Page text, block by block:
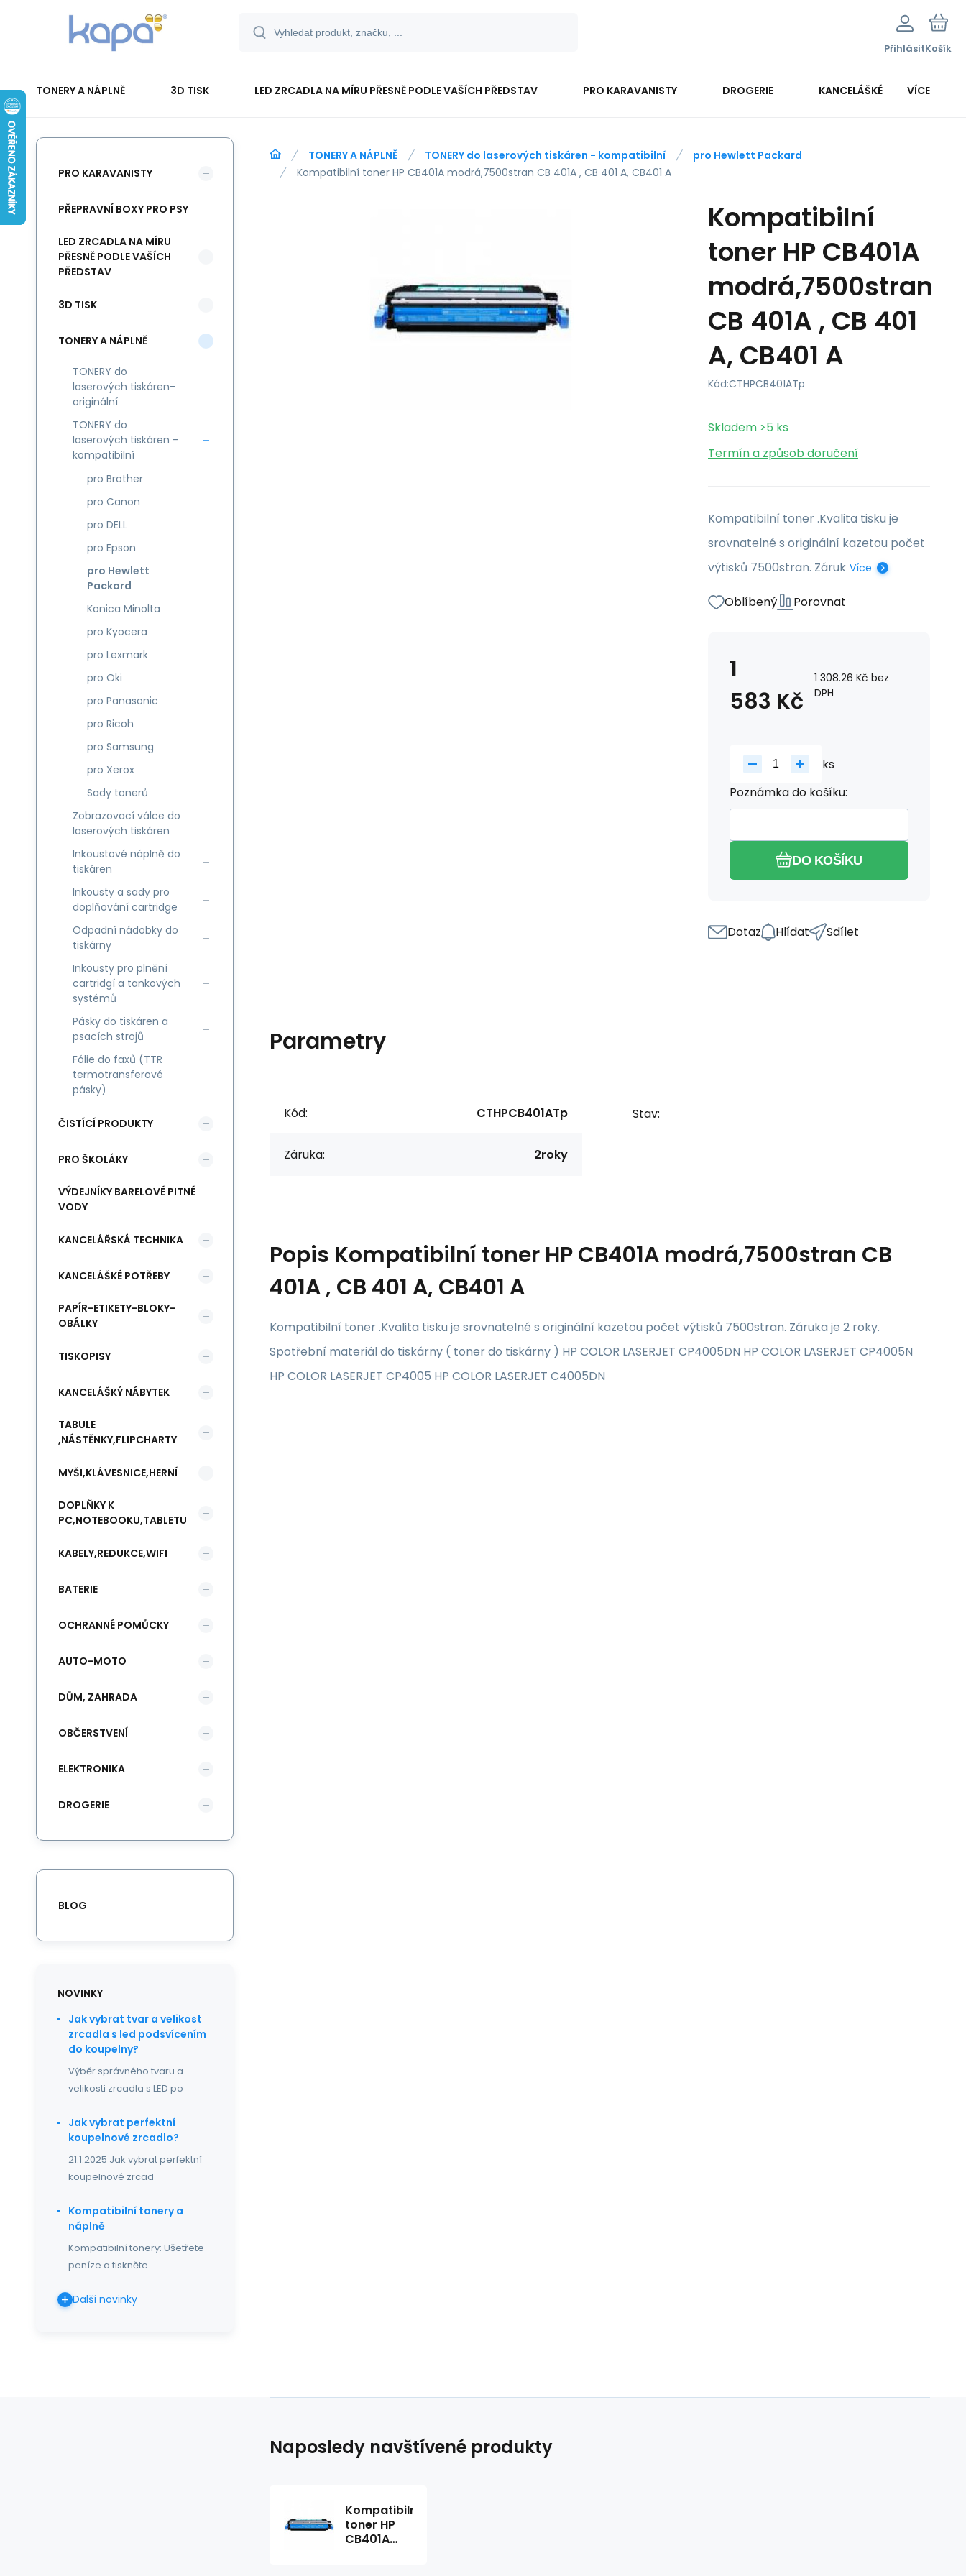
PřihlásitKošík
TONERY A NÁPLNĚ 3D TISK LED ZRCADLA NA MÍRU PŘESNĚ PODLE VAŠÍCH PŘEDSTAV PRO KARAVANISTY DROGERIE KANCELÁŠKÉ POTŘEBY
PAPÍR-ETIKETY-BLOKY-OBÁLKY
VÍCE
TONERY A NÁPLNĚ TONERY do laserových tiskáren - kompatibilní
pro Hewlett Packard
Kompatibilní toner HP CB401A modrá,7500stran CB 401A , CB 401 A, CB401 A
Kompatibilní
toner HP CB401A
modrá,7500stran
CB 401A , CB 401
A, CB401 A
Kód:CTHPCB401ATp
Skladem >5 ks
Termín a způsob doručení
Kompatibilní toner .Kvalita tisku je
srovnatelné s originální kazetou počet
výtisků 7500stran. Záruk Více
Oblíbený Porovnat
1
583 Kč
1 308.26 Kč bez
DPH
ks
Poznámka do košíku:
DO KOŠÍKU
Dotaz Hlídat Sdílet
Parametry
Kód: CTHPCB401ATp
Záruka: 2roky
Stav:
Popis Kompatibilní toner HP CB401A modrá,7500stran CB
401A , CB 401 A, CB401 A
Kompatibilní toner .Kvalita tisku je srovnatelné s originální kazetou počet výtisků 7500stran. Záruka je 2 roky.
Spotřební materiál do tiskárny ( toner do tiskárny ) HP COLOR LASERJET CP4005DN HP COLOR LASERJET CP4005N
HP COLOR LASERJET CP4005 HP COLOR LASERJET C4005DN
PRO KARAVANISTY
PŘEPRAVNÍ BOXY PRO PSY
LED ZRCADLA NA MÍRU
PŘESNĚ PODLE VAŠÍCH
PŘEDSTAV
3D TISK
TONERY A NÁPLNĚ
TONERY do
laserových tiskáren-
originální
TONERY do
laserových tiskáren -
kompatibilní
pro Brother
pro Canon
pro DELL
pro Epson
pro Hewlett
Packard
Konica Minolta
pro Kyocera
pro Lexmark
pro Oki
pro Panasonic
pro Ricoh
pro Samsung
pro Xerox
Sady tonerů
Zobrazovací válce do
laserových tiskáren
Inkoustové náplně do
tiskáren
Inkousty a sady pro
doplňování cartridge
Odpadní nádobky do
tiskárny
Inkousty pro plnění
cartridgí a tankových
systémů
Pásky do tiskáren a
psacích strojů
Fólie do faxů (TTR
termotransferové
pásky)
ČISTÍCÍ PRODUKTY
PRO ŠKOLÁKY
VÝDEJNÍKY BARELOVÉ PITNÉ
VODY
KANCELÁŘSKÁ TECHNIKA
KANCELÁŠKÉ POTŘEBY
PAPÍR-ETIKETY-BLOKY-
OBÁLKY
TISKOPISY
KANCELÁŠKÝ NÁBYTEK
TABULE
,NÁSTĚNKY,FLIPCHARTY
MYŠI,KLÁVESNICE,HERNÍ
DOPLŇKY K
PC,NOTEBOOKU,TABLETU
KABELY,REDUKCE,WIFI
BATERIE
OCHRANNÉ POMŮCKY
AUTO-MOTO
DŮM, ZAHRADA
OBČERSTVENÍ
ELEKTRONIKA
DROGERIE
BLOG
NOVINKY
Jak vybrat tvar a velikost
zrcadla s led podsvícením
do koupelny?
Výběr správného tvaru a
velikosti zrcadla s LED po
Jak vybrat perfektní
koupelnové zrcadlo?
21.1.2025 Jak vybrat perfektní
koupelnové zrcad
Kompatibilní tonery a
náplně
Kompatibilní tonery: Ušetřete
peníze a tiskněte
Další novinky
Naposledy navštívené produkty
Kompatibilní
toner HP
CB401A